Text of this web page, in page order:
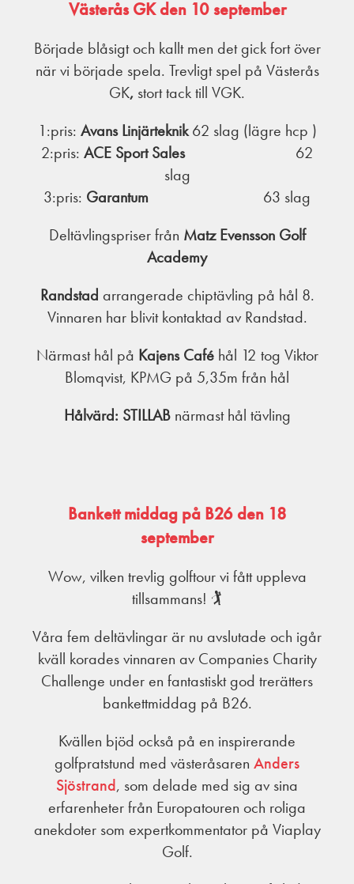
Västerås GK den 10 september
Började blåsigt och kallt men det gick fort över
när vi började spela. Trevligt spel på Västerås
GK, stort tack till VGK.
1:pris: Avans Linjärteknik62 slag (lägre hcp )
2:pris: ACE Sport Sales62
slag
3:pris: Garantum 63 slag
Deltävlingspriser från Matz Evensson Golf
Academy
Randstad arrangerade chiptävling på hål 8.
Vinnaren har blivit kontaktad av Randstad.
Närmast hål på Kajens Caféhål 12 tog Viktor
Blomqvist, KPMG på 5,35m från hål
Hålvärd: STILLABnärmast hål tävling
Bankett middag på B26 den 18
september
Wow, vilken trevlig golftour vi fått uppleva
tillsammans! 🏌
Våra fem deltävlingar är nu avslutade och igår
kväll korades vinnaren av Companies Charity
Challenge under en fantastiskt god trerätters
bankettmiddag på B26.
Kvällen bjöd också på en inspirerande
golfpratstund med västeråsaren Anders
Sjöstrand, som delade med sig av sina
erfarenheter från Europatouren och roliga
anekdoter som expertkommentator på Viaplay
Golf.